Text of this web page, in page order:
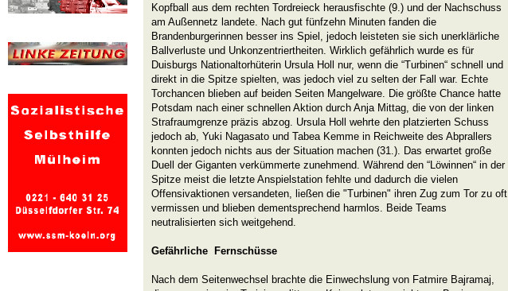
Kopfball aus dem rechten Tordreieck herausfischte (9.) und der Nachschuss
am Außennetz landete. Nach gut fünfzehn Minuten fanden die
Brandenburgerinnen besser ins Spiel, jedoch leisteten sie sich unerklärliche
Ballverluste und Unkonzentriertheiten. Wirklich gefährlich wurde es für
Duisburgs Nationaltorhüterin Ursula Holl nur, wenn die “Turbinen“ schnell und
direkt in die Spitze spielten, was jedoch viel zu selten der Fall war. Echte
Torchancen blieben auf beiden Seiten Mangelware. Die größte Chance hatte
Potsdam nach einer schnellen Aktion durch Anja Mittag, die von der linken
Strafraumgrenze präzis abzog. Ursula Holl wehrte den platzierten Schuss
jedoch ab, Yuki Nagasato und Tabea Kemme in Reichweite des Abprallers
konnten jedoch nichts aus der Situation machen (31.). Das erwartet große
Duell der Giganten verkümmerte zunehmend. Während den “Löwinnen“ in der
Spitze meist die letzte Anspielstation fehlte und dadurch die vielen
Offensivaktionen versandeten, ließen die "Turbinen" ihren Zug zum Tor zu oft
vermissen und blieben dementsprechend harmlos. Beide Teams
neutralisierten sich weitgehend.
Gefährliche Fernschüsse
Nach dem Seitenwechsel brachte die Einwechslung von Fatmire Bajramaj,